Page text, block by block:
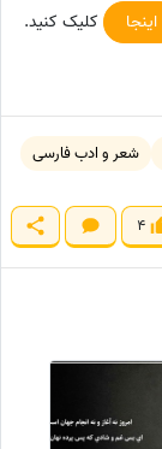
اینجا کلیک کنید.
شعر و ادب فارسی
4